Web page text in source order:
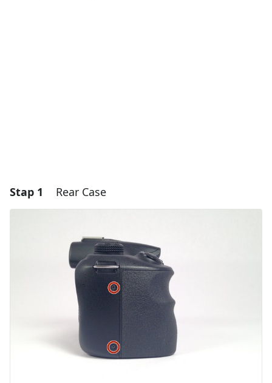
Stap 1 Rear Case